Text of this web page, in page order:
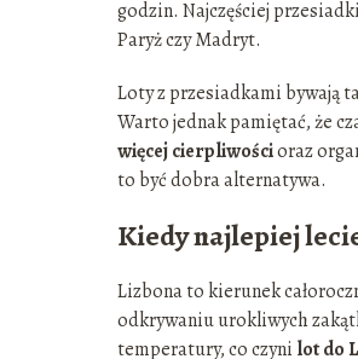
godzin. Najczęściej
Paryż czy Madryt.
Loty z przesiadkami bywają
Warto jednak pamiętać, że
więcej cierpliwościoraz
to być dobra alternatywa.
Kiedy najlepiej
Lizbona to kierunek
odkrywaniu urokliwych
temperatury, co czyni lot do